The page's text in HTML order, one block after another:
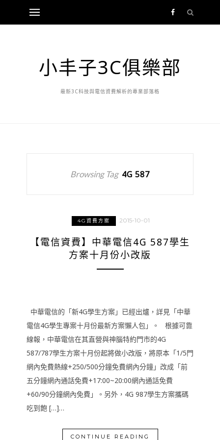
小丰子3C俱樂部
最新3C科技與電信資費解析的專業部落格
Browsing Tag 4G 587
4G資費方案 2015-10-01
【電信資費】中華電信4G 587學生
方案十月份小改版
中華電信的「新4G學生方案」已經出爐，詳見「中華
電信4G學生專案十月份最新方案懶人包」。 根據可靠
線報，中華電信在其直營與神腦特約門市的4G
587/787學生方案十月份起將做小改版，將原本「1/5門
網內免費熱線+250/500分鐘免費網內分鐘」改成「前
五分鐘網內通話免費+17:00~20:00網內通話免費
+60/90分鐘網內免費」。另外，4G 987學生方案攜碼
吃到飽 […]…
CONTINUE READING